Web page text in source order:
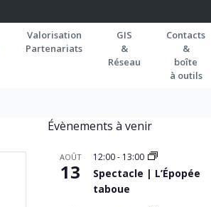
Valorisation
Partenariats
GIS
&
Réseau
Contacts
&
boîte
à outils
Évènements à venir
AOÛT
13
12:00- 13:00
Spectacle | L’Épopée
taboue